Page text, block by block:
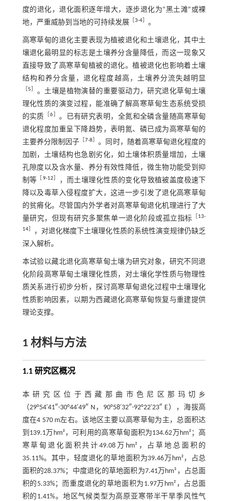
度的退化，退化面积逐年增大，逐步退化为“黑土滩”或裸
地，严重威胁到当地的可持续发展
3-4］ 。
高寒草甸的退化主要表现为植被退化和土壤退化，其中土
壤退化最明显的标志是土壤养分含量降低，而这一现象又
直接导致了高寒草甸植被的退化。植被退化也影响着土壤
结构和养分含量，退化程度越高，土壤养分流失越明显
［5
。土壤是植物演替的重要驱动力，研究退化草甸土壤
理化性质的演变过程，能准确了解高寒草甸生态系统受损
的实质 ［6
。已有研究表明，全氮和全磷含量随高寒草甸
退化程度加重呈下降趋势，表明氮、磷已成为高寒草甸的
主要养分限制因子 ［7-8
。同时，随着高寒草甸退化程度的
加剧，土壤结构也急剧劣化，如土壤体积质量增加，土壤
孔隙度以及含水量、养分有效性降低，微生物功能受到抑
制等
9-12
，而土壤理化性质的变化导致植被盖度极速下
降以及毒草入侵程度扩大，这进一步引发了退化高寒草甸
的贫瘠化。尽管国内外学者对高寒草甸退化机理进行了大
量研究，但现有研究多聚焦单一退化阶段或孤立指标
13-
14］
，对退化梯度下土壤理化性质的系统性演变规律仍缺乏
深入解析。
本试验以藏北退化高寒草甸土壤为研究对象，研究不同退
化阶段高寒草甸土壤理化性质，对土壤化学性质与物理性
质关系进行初步分析，探讨高寒草甸退化过程中土壤理化
性质影响因素，以期为西藏退化高寒草甸恢复与重建提供
理论支撑。
1 材料与方法
1.1 研究区概况
本研究区位于西藏那曲市色尼区那玛切乡
（29°54′41″-30°44′49″ N，90°58′32″-92°22′23″ E），海拔高
度在4 570 m左右。该地区主要以高寒草甸为主，总面积达
到139.1万hm²，可利用的高寒草甸面积为134.62万hm²；高
寒草甸退化面积共计49.08万hm²，占草地总面积的
35.11%。其中，轻度退化的草地面积为39.46万hm²，占总
面积的28.37%；中度退化的草地面积为7.41万hm²，占总面
积的5.33%；而重度退化的草地面积为1.97万hm²，占总面
积的1.41%。地区气候类型为高原亚寒带半干旱季风性气